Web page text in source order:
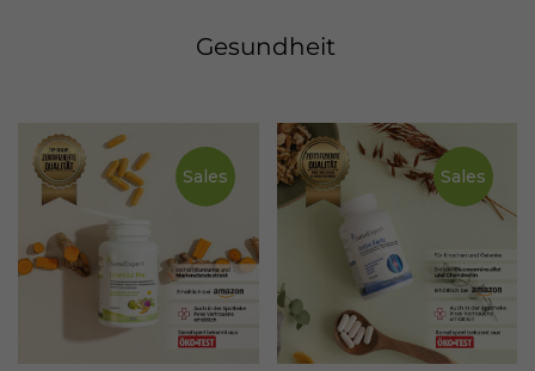
Gesundheit
Sales Sales